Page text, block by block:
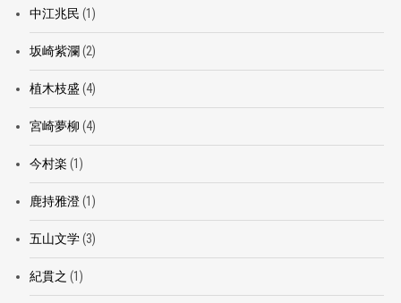
中江兆民 (1)
坂崎紫瀾 (2)
植木枝盛 (4)
宮崎夢柳 (4)
今村楽 (1)
鹿持雅澄(1)
五山文学(3)
紀貫之 (1)